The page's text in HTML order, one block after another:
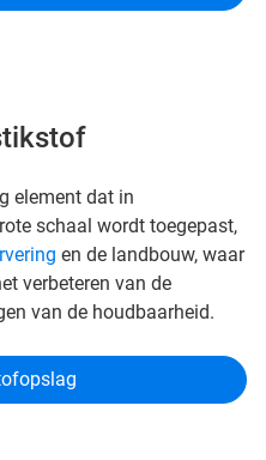
element dat in
schaal wordt toegepast,
en de landbouw, waar
verbeteren van de
van de houdbaarheid.